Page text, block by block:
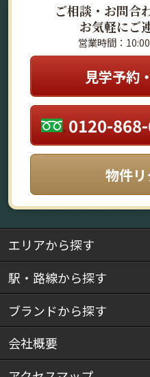
ご相談・お問合
お気軽にご
営業時間：
見学予約
0120-
物件
エリアから探す
駅・路線から探す
ブランドから探す
会社概要